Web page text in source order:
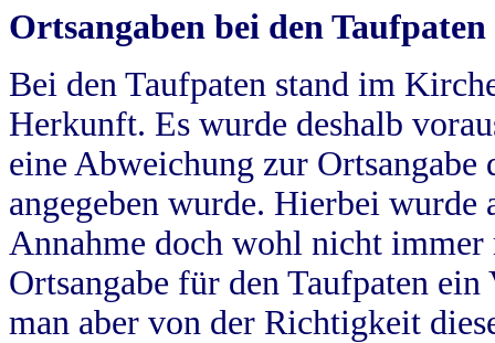
Ortsangaben bei den Taufpaten
Bei den Taufpaten stand im
Herkunft. Es wurde deshalb
eine Abweichung zur
angegeben wurde. Hierbei wurde
Annahme doch wohl nicht
Ortsangabe für den Taufpaten
man aber von der Richtigkeit